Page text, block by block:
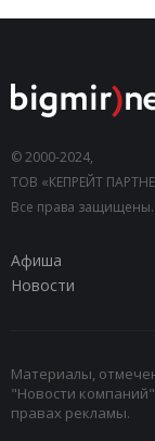
© 2000-2024,
ТОВ «КЕПРЕЙТ
Все права защищены.
Афиша
Новости
Материалы,
"Новости
правах рекламы.